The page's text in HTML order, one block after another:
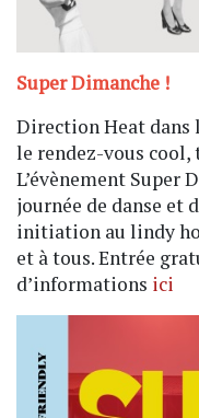
Super Dimanche !
Direction Heat dans
le rendez-vous
L’évènement Super
journée de danse et
initiation au lindy
et à tous. Entrée
d’informations ici